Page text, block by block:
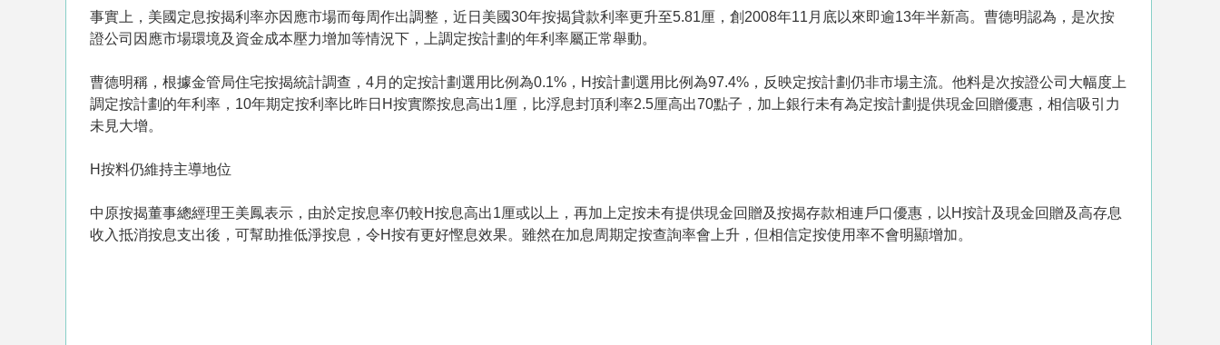
事實上，美國定息按揭利率亦因應市場而每周作出調整，近日美國30年按揭貸款利率更升至5.81厘，創2008年11月底以來即逾13年半新高。曹德明認為，是次按
證公司因應市場環境及資金成本壓力增加等情況下，上調定按計劃的年利率屬正常舉動。
曹德明稱，根據金管局住宅按揭統計調查，4月的定按計劃選用比例為0.1%，H按計劃選用比例為97.4%，反映定按計劃仍非市場主流。他料是次按證公司大幅度上
調定按計劃的年利率，10年期定按利率比昨日H按實際按息高出1厘，比浮息封頂利率2.5厘高出70點子，加上銀行未有為定按計劃提供現金回贈優惠，相信吸引力
未見大增。
H按料仍維持主導地位
中原按揭董事總經理王美鳳表示，由於定按息率仍較H按息高出1厘或以上，再加上定按未有提供現金回贈及按揭存款相連戶口優惠，以H按計及現金回贈及高存息
收入抵消按息支出後，可幫助推低淨按息，令H按有更好慳息效果。雖然在加息周期定按查詢率會上升，但相信定按使用率不會明顯增加。